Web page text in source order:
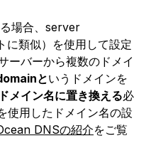
場合、 server
に類似）を使用して設定
ーバーから複数のドメイ
というドメインを
メイン名に置き換える必
使用したドメイン名の設
DNSの紹介をご覧